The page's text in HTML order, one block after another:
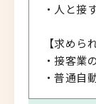
・人と接
【求めら
・接客業
・普通自